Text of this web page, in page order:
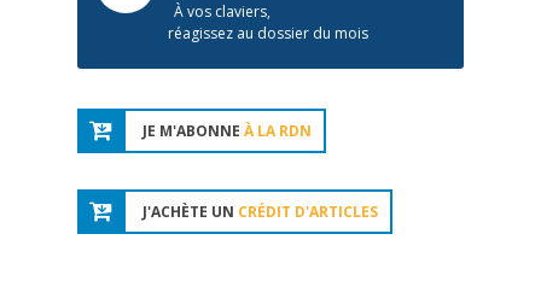
À vos claviers,
réagissez au dossier du mois
JE M'ABONNE À LA RDN
J'ACHÈTE UN CRÉDIT D'ARTICLES